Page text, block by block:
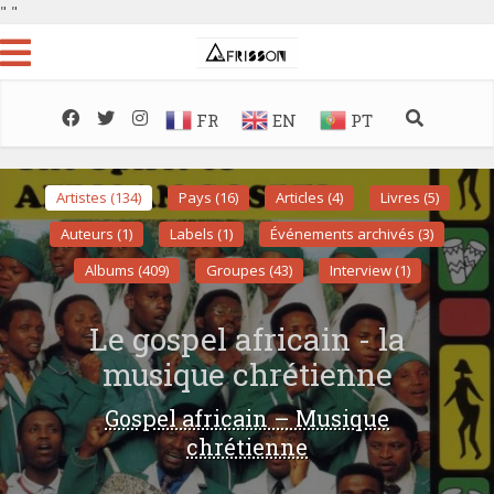
" "
FR EN PT
Artistes (134) Pays (16) Articles (4)
Livres (5)
Auteurs (1)
Labels (1)
Événements archivés (3)
Albums (409)
Groupes (43) Interview (1)
Le gospel africain - la
musique chrétienne
Gospel africain – Musique
chrétienne